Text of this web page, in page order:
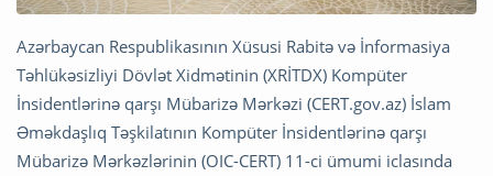
Azərbaycan Respublikasının Xüsusi Rabitə və İnformasiya
Təhlükəsizliyi Dövlət Xidmətinin (XRİTDX) Kompüter
İnsidentlərinə qarşı Mübarizə Mərkəzi (CERT.gov.az) İslam
Əməkdaşlıq Təşkilatının Kompüter İnsidentlərinə qarşı
Mübarizə Mərkəzlərinin (OIC-CERT) 11-ci ümumi iclasında